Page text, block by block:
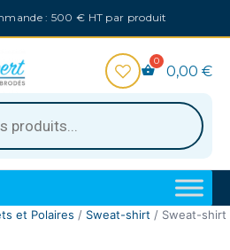
: 500 € HT par produit
0,00 €
et Polaires / Sweat-shirt / Sweat-shirt